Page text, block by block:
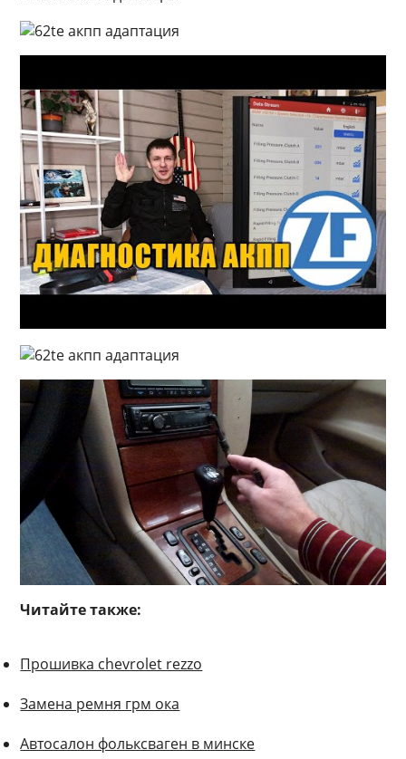
Читайте также:
Прошивка chevrolet rezzo
Замена ремня грм ока
Автосалон фольксваген в минске